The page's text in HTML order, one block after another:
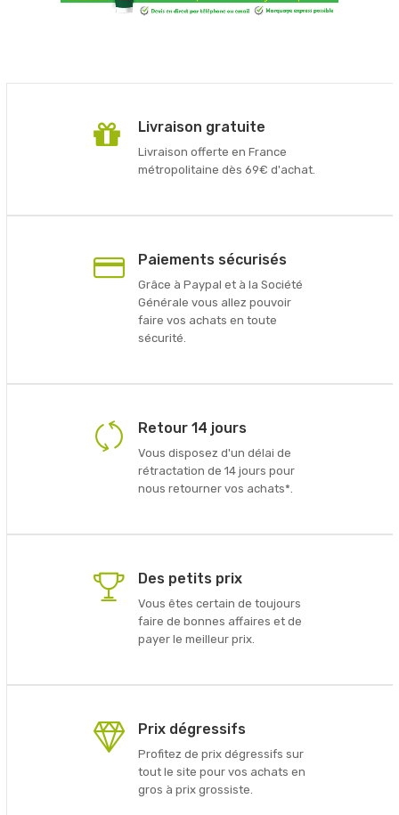
Livraison gratuite
Livraison offerte en France
métropolitaine dès 69€ d'achat.
Paiements sécurisés
Grâce à Paypal et à la Société
Générale vous allez pouvoir
faire vos achats en toute
sécurité.
Retour 14 jours
Vous disposez d'un délai de
rétractation de 14 jours pour
nous retourner vos achats*.
Des petits prix
Vous êtes certain de toujours
faire de bonnes affaires et de
payer le meilleur prix.
Prix dégressifs
Profitez de prix dégressifs sur
tout le site pour vos achats en
gros à prix grossiste.